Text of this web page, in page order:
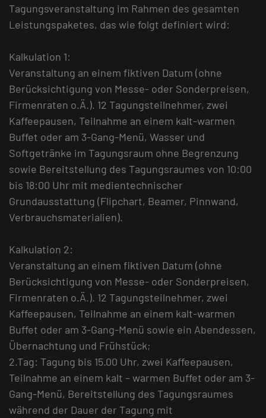
Tagungsveranstaltung im Rahmen des gesamten
Leistungspaketes, das wie folgt definiert wird:
Kalkulation 1:
Veranstaltung an einem fiktiven Datum (ohne
Berücksichtigung von Messe- oder Sonderpreisen,
Firmenraten o.Ä.). 12 Tagungsteilnehmer, zwei
Kaffeepausen, Teilnahme an einem kalt-warmen
Buffet oder am 3-Gang-Menü, Wasser und
Softgetränke im Tagungsraum ohne Begrenzung
sowie Bereitstellung des Tagungsraumes von 10:00
bis 18:00 Uhr mit medientechnischer
Grundausstattung (Flipchart, Beamer, Pinnwand,
Verbrauchsmaterialien).
Kalkulation 2:
Veranstaltung an einem fiktiven Datum (ohne
Berücksichtigung von Messe- oder Sonderpreisen,
Firmenraten o.Ä.). 12 Tagungsteilnehmer, zwei
Kaffeepausen, Teilnahme an einem kalt-warmen
Buffet oder am 3-Gang-Menü sowie ein Abendessen,
Übernachtung und Frühstück;
2.Tag: Tagung bis 15.00 Uhr, zwei Kaffeepausen,
Teilnahme an einem kalt – warmen Buffet oder am 3-
Gang-Menü, Bereitstellung des Tagungsraumes
während der Dauer der Tagung mit